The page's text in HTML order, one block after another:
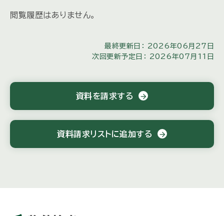
閲覧履歴はありません。
最終更新日： 2026年06月27日
次回更新予定日： 2026年07月11日
資料を請求する arrow_forward
資料請求リストに追加する arrow_forward